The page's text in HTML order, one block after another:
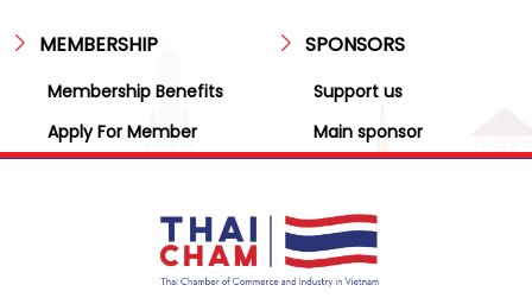
MEMBERSHIP
Membership Benefits
Apply For Member
SPONSORS
Support us
Main sponsor